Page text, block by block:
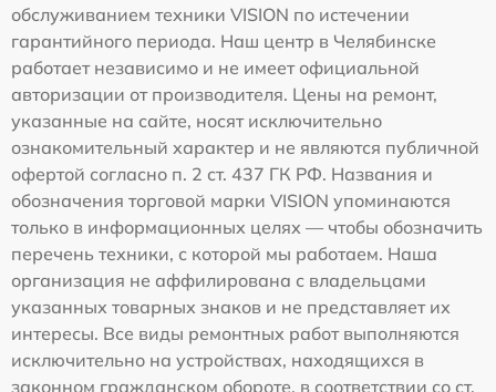
обслуживанием техники VISION по истечении
гарантийного периода. Наш центр в Челябинске
работает независимо и не имеет официальной
авторизации от производителя. Цены на ремонт,
указанные на сайте, носят исключительно
ознакомительный характер и не являются публичной
офертой согласно п. 2 ст. 437 ГК РФ. Названия и
обозначения торговой марки VISION упоминаются
только в информационных целях — чтобы обозначить
перечень техники, с которой мы работаем. Наша
организация не аффилирована с владельцами
указанных товарных знаков и не представляет их
интересы. Все виды ремонтных работ выполняются
исключительно на устройствах, находящихся в
законном гражданском обороте, в соответствии со ст.